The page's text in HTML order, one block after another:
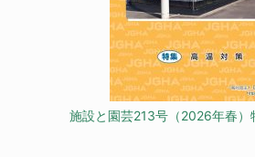
施設と園芸213号（2026年春）